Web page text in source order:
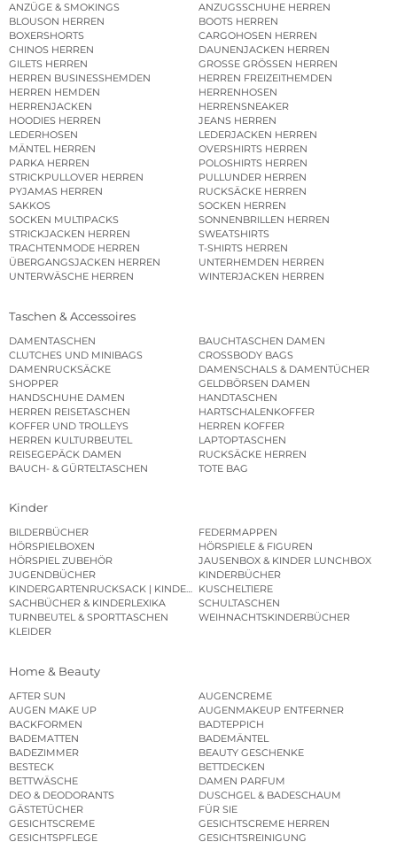
ANZÜGE & SMOKINGS
ANZUGSSCHUHE HERREN
BLOUSON HERREN
BOOTS HERREN
BOXERSHORTS
CARGOHOSEN HERREN
CHINOS HERREN
DAUNENJACKEN HERREN
GILETS HERREN
GROSSE GRÖSSEN HERREN
HERREN BUSINESSHEMDEN
HERREN FREIZEITHEMDEN
HERREN HEMDEN
HERRENHOSEN
HERRENJACKEN
HERRENSNEAKER
HOODIES HERREN
JEANS HERREN
LEDERHOSEN
LEDERJACKEN HERREN
MÄNTEL HERREN
OVERSHIRTS HERREN
PARKA HERREN
POLOSHIRTS HERREN
STRICKPULLOVER HERREN
PULLUNDER HERREN
PYJAMAS HERREN
RUCKSÄCKE HERREN
SAKKOS
SOCKEN HERREN
SOCKEN MULTIPACKS
SONNENBRILLEN HERREN
STRICKJACKEN HERREN
SWEATSHIRTS
TRACHTENMODE HERREN
T-SHIRTS HERREN
ÜBERGANGSJACKEN HERREN
UNTERHEMDEN HERREN
UNTERWÄSCHE HERREN
WINTERJACKEN HERREN
Taschen & Accessoires
DAMENTASCHEN
BAUCHTASCHEN DAMEN
CLUTCHES UND MINIBAGS
CROSSBODY BAGS
DAMENRUCKSÄCKE
DAMENSCHALS & DAMENTÜCHER
SHOPPER
GELDBÖRSEN DAMEN
HANDSCHUHE DAMEN
HANDTASCHEN
HERREN REISETASCHEN
HARTSCHALENKOFFER
KOFFER UND TROLLEYS
HERREN KOFFER
HERREN KULTURBEUTEL
LAPTOPTASCHEN
REISEGEPÄCK DAMEN
RUCKSÄCKE HERREN
BAUCH- & GÜRTELTASCHEN
TOTE BAG
Kinder
BILDERBÜCHER
FEDERMAPPEN
HÖRSPIELBOXEN
HÖRSPIELE & FIGUREN
HÖRSPIEL ZUBEHÖR
JAUSENBOX & KINDER LUNCHBOX
JUGENDBÜCHER
KINDERBÜCHER
KINDERGARTENRUCKSACK | KINDERGARTENBEUTEL
KUSCHELTIERE
SACHBÜCHER & KINDERLEXIKA
SCHULTASCHEN
TURNBEUTEL & SPORTTASCHEN
WEIHNACHTSKINDERBÜCHER
KLEIDER
Home & Beauty
AFTER SUN
AUGENCREME
AUGEN MAKE UP
AUGENMAKEUP ENTFERNER
BACKFORMEN
BADTEPPICH
BADEMATTEN
BADEMÄNTEL
BADEZIMMER
BEAUTY GESCHENKE
BESTECK
BETTDECKEN
BETTWÄSCHE
DAMEN PARFUM
DEO & DEODORANTS
DUSCHGEL & BADESCHAUM
GÄSTETÜCHER
FÜR SIE
GESICHTSCREME
GESICHTSCREME HERREN
GESICHTSPFLEGE
GESICHTSREINIGUNG